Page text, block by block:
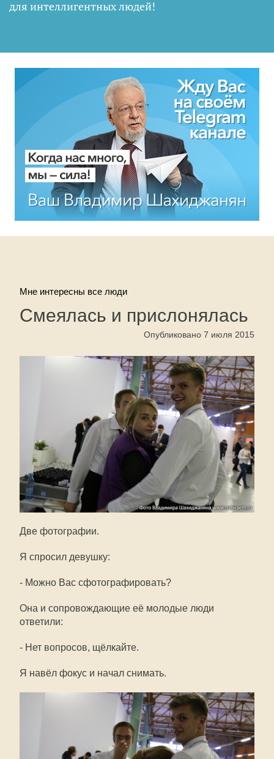
для интеллигентных людей!
Мне интересны все люди
Смеялась и прислонялась
Опубликовано 7 июля 2015
Две фотографии.
Я спросил девушку:
- Можно Вас сфотографировать?
Она и сопровождающие её молодые люди
ответили:
- Нет вопросов, щёлкайте.
Я навёл фокус и начал снимать.